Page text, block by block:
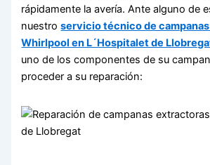
rápidamente la avería. Ante alguno de
nuestroservicio técnico de
Whirlpool en L´Hospitalet de
uno de los componentes de su
proceder a su reparación: